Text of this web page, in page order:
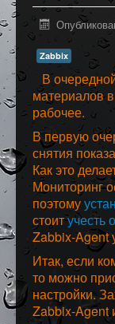
Разное
Zabbix
В
материалов
рабочее.
В первую
снятия
Как это
Мониторинг
поэтому
стоитучесть
Zabbix-Agent
Итак, если
то можно
настройки.
Zabbix-Agent